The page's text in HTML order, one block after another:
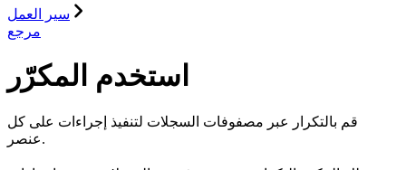
سير العمل
مرجع
استخدم المكرّر
قم بالتكرار عبر مصفوفات السجلات لتنفيذ إجراءات على كل
عنصر.